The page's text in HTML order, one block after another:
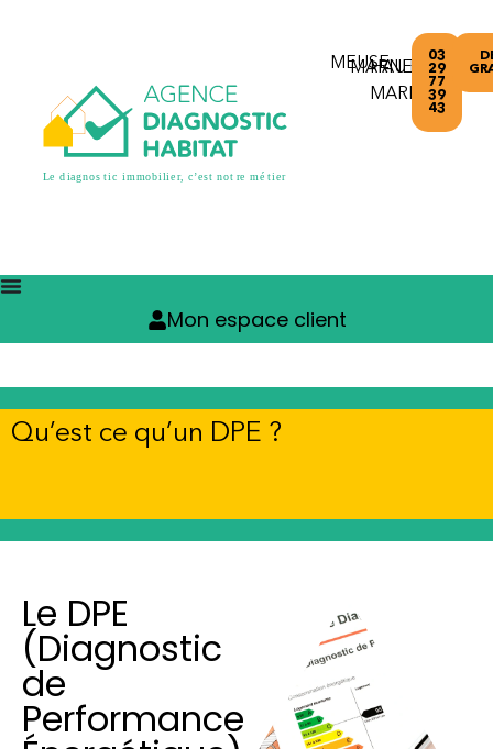
MEUSE
MARNE
HAUTE-
MARNE
03
29
77
39
43
Mon espace client
Qu’est ce qu’un DPE ?
Le DPE
(Diagnostic
de
Performance